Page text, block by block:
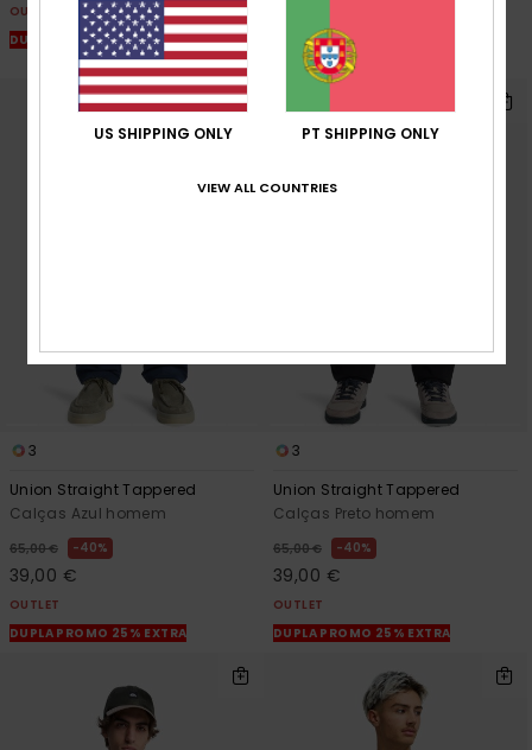
OUTLET
DUPLA PROMO 25% EXTRA
OUTLET
DUPLA PROMO 25% EXTRA
3
Union Straight Tappered
Calças Azul homem
65,00 € 40%
39,00 €
OUTLET
DUPLA PROMO 25% EXTRA
3
Union Straight Tappered
Calças Preto homem
65,00 € 40%
39,00 €
OUTLET
DUPLA PROMO 25% EXTRA
US SHIPPING ONLY PT SHIPPING ONLY
VIEW ALL COUNTRIES